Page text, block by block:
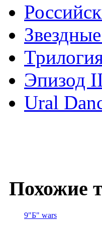
Эпизод
Ural
Похожие
9"Б" wars